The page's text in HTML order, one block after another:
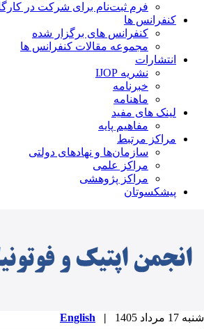
فرم ثبت‌نام برای شرکت در کارگاه
کنفرانس ها
کنفرانس های برگزار شده
مجموعه مقالات کنفرانس ها
انتشارات
نشریه IJOP
خبرنامه
ماهنامه
لینک های مفید
مفاهیم پایه
مراکز مرتبط
سازمان‌ها و نهادهای دولتی
مراکز علمی
مراکز پژوهشی
پیشکسوتان
مرداد 1405 |
English